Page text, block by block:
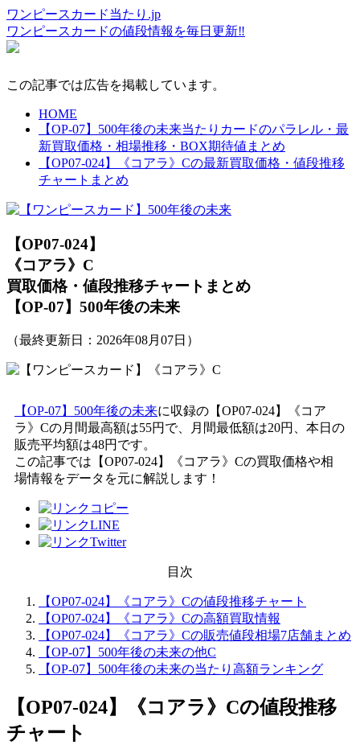
ワンピースカード当たり.jp
ワンピースカードの値段情報を毎日更新‼
この記事では広告を掲載しています。
HOME
【OP-07】500年後の未来当たりカードのパラレル・最
新買取価格・相場推移・BOX期待値まとめ
【OP07-024】《コアラ》Cの最新買取価格・値段推移
チャートまとめ
【OP07-024】
《コアラ》C
買取価格・値段推移チャートまとめ
【OP-07】500年後の未来
（最終更新日： 2026年08月07日 ）
【OP-07】500年後の未来に収録の【OP07-024】《コア
ラ》Cの月間最高額は55円で、月間最低額は20円、本日の
販売平均額は48円です。
この記事では【OP07-024】《コアラ》Cの買取価格や相
場情報をデータを元に解説します！
目次
【OP07-024】《コアラ》Cの値段推移チャート
【OP07-024】《コアラ》Cの高額買取情報
【OP07-024】《コアラ》Cの販売値段相場7店舗まとめ
【OP-07】500年後の未来の他C
【OP-07】500年後の未来の当たり高額ランキング
【OP07-024】《コアラ》Cの値段推移
チャート